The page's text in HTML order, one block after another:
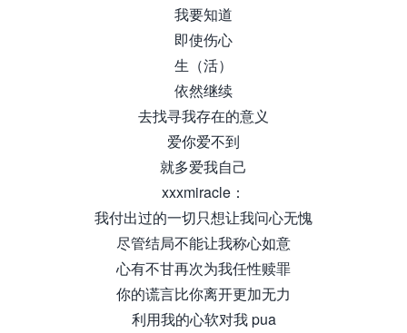
我要知道
即使伤心
生（活）
依然继续
去找寻我存在的意义
爱你爱不到
就多爱我自己
xxxmiracle：
我付出过的一切只想让我问心无愧
尽管结局不能让我称心如意
心有不甘再次为我任性赎罪
你的谎言比你离开更加无力
利用我的心软对我 pua